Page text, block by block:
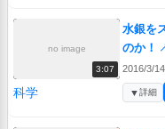
no image
3:07
水銀を
のか！
2016/3/14
科学 ▼詳細